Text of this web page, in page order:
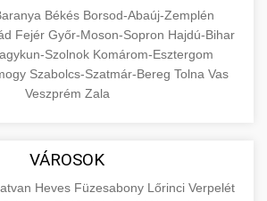
ügynökségi szolgáltatások
vásárlási döntéshez.
Modellek Megtekintése
backlink beszerzési
webhelye autoritásának és
rangsorolásának növeléséhez.
fehér kalapú technikák.
minőségi backlink szolgáltatás
5. Termékek és
Szolgáltatások
+
és az üzleti életben.
az EU finanszírozási
Békés Borsod-Abaúj-Zemplén
Fejér Győr-Moson-Sopron Hajdú-Bihar
Szolnok Komárom-Esztergom
Szabolcs-Szatmár-Bereg Tolna Vas
Veszprém Zala
VÁROSOK
Heves Füzesabony Lőrinci Verpelét